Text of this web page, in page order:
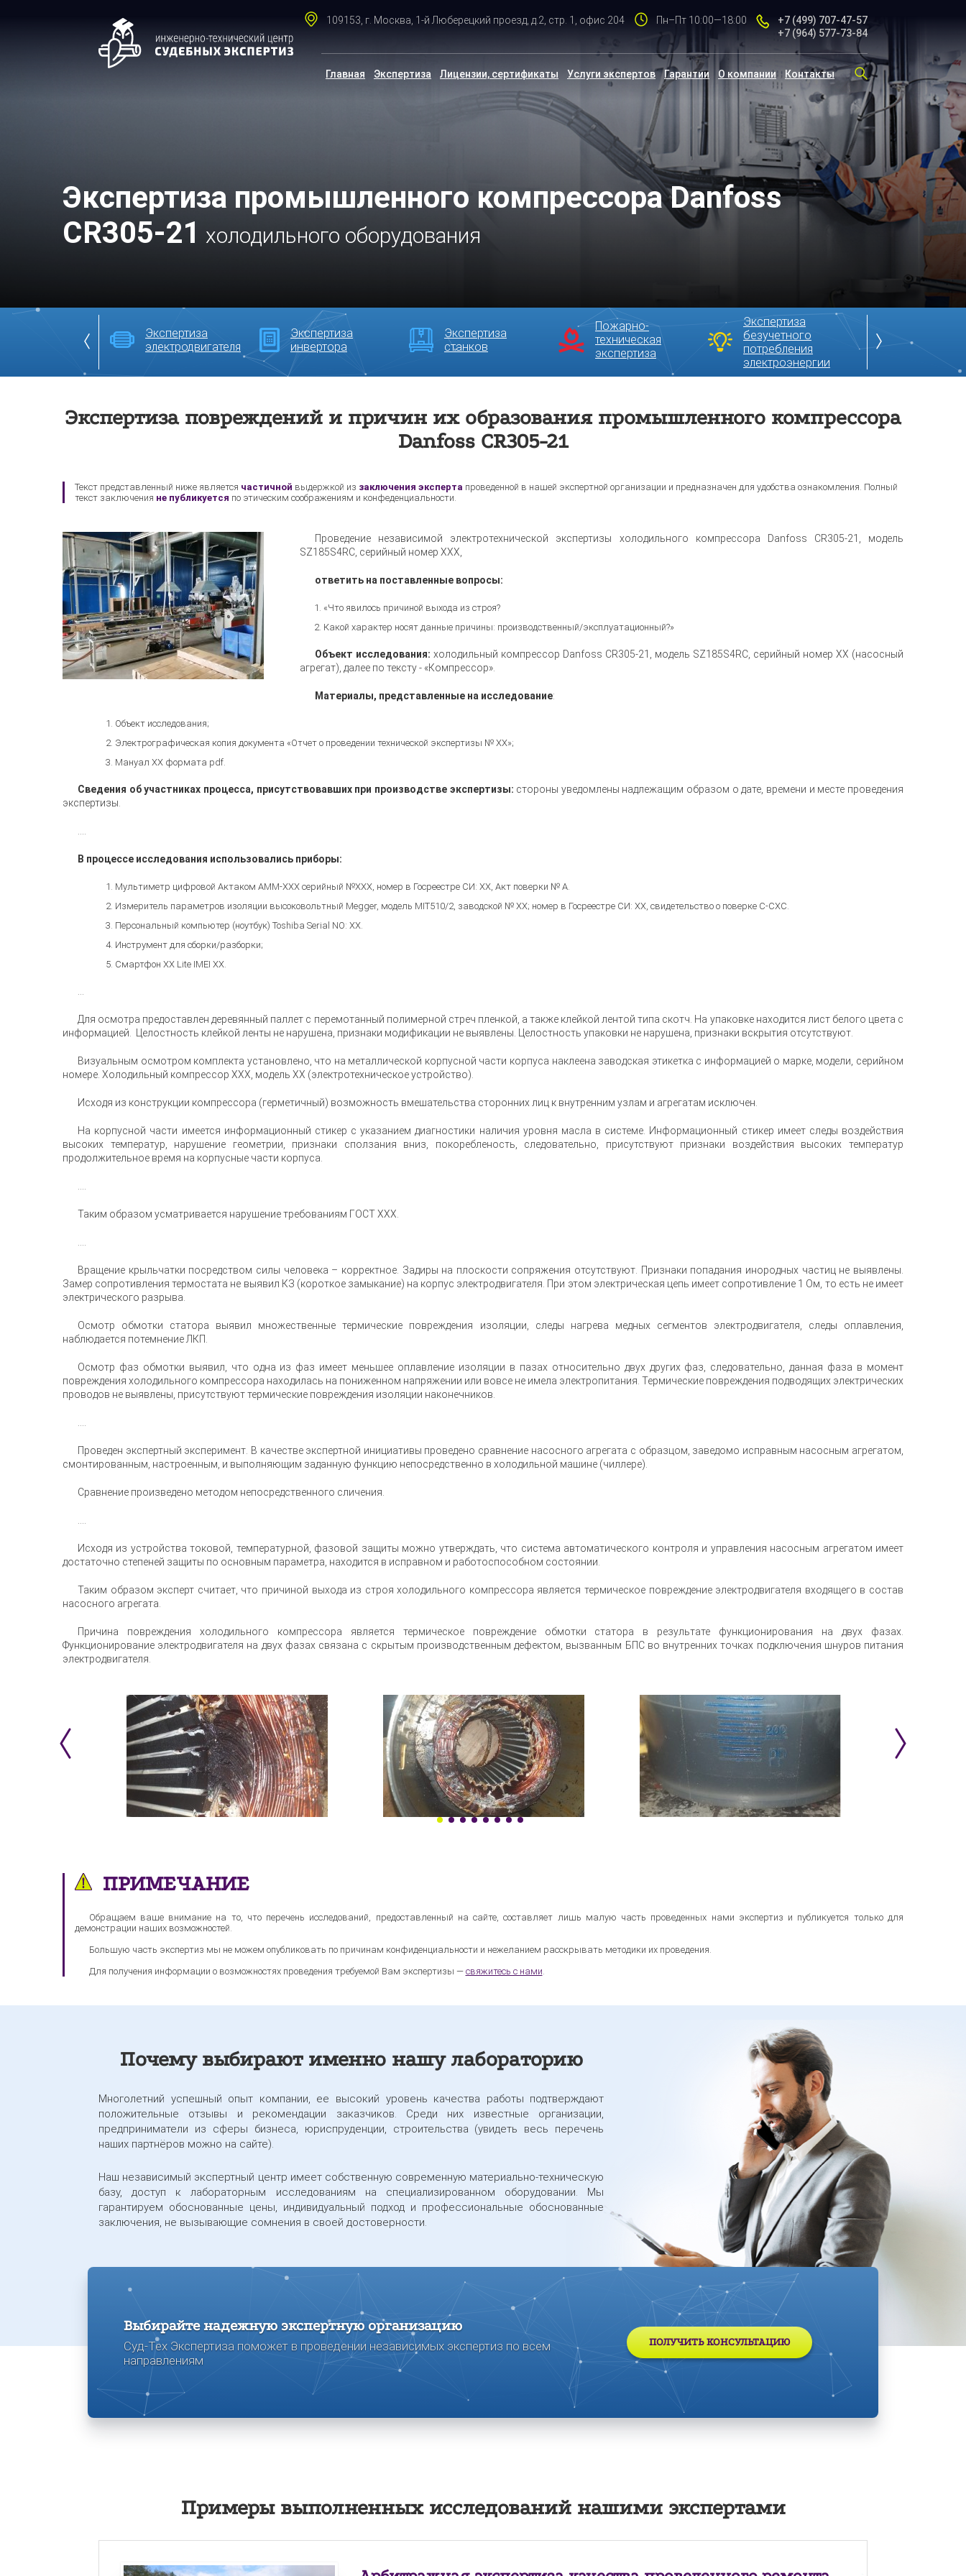
109153, г. Москва, 1-й Люберецкий проезд, д.2, стр. 1, офис 204 Пн–Пт 10:00—18:00 +7 (499) 707-47-57
+7 (964) 577-73-84
Главная Экспертиза Лицензии, сертификаты Услуги экспертов Гарантии О компании Контакты
Экспертиза промышленного компрессора Danfoss
CR305-21 холодильного оборудования
Экспертиза
электродвигателя
Экспертиза
инвертора
Экспертиза
станков
Пожарно-
техническая
экспертиза
Экспертиза
безучетного
потребления
электроэнергии
компрессора
Экспертиза повреждений и причин их образования промышленного компрессора
Danfoss CR305-21
Текст представленный ниже является частичной выдержкой из заключения эксперта проведенной в нашей экспертной организации и предназначен для удобства ознакомления. Полный
текст заключения не публикуется по этическим соображениям и конфеденциальности.
Проведение независимой электротехнической экспертизы холодильного компрессора Danfoss CR305-21, модель
SZ185S4RC, серийный номер ХХХ,
ответить на поставленные вопросы:
«Что явилось причиной выхода из строя?
Какой характер носят данные причины: производственный/эксплуатационный?»
Объект исследования: холодильный компрессор Danfoss CR305-21, модель SZ185S4RC, серийный номер ХХ (насосный
агрегат), далее по тексту - «Компрессор».
Материалы, представленные на исследование:
Объект исследования;
Электрографическая копия документа «Отчет о проведении технической экспертизы № ХХ»;
Мануал ХХ формата pdf.
Сведения об участниках процесса, присутствовавших при производстве экспертизы: стороны уведомлены надлежащим образом о дате, времени и месте проведения
экспертизы.
В процессе исследования использовались приборы:
Мультиметр цифровой Актаком АММ-ХХХ серийный №ХХХ, номер в Госреестре СИ: ХХ, Акт поверки № А.
Измеритель параметров изоляции высоковольтный Megger, модель MIT510/2, заводской № ХХ; номер в Госреестре СИ: ХХ, свидетельство о поверке С-СХС.
Персональный компьютер (ноутбук) Toshiba Serial NO: ХХ.
Инструмент для сборки/разборки;
Смартфон ХХ Lite IMEI ХХ.
Для осмотра предоставлен деревянный паллет с перемотанный полимерной стреч пленкой, а также клейкой лентой типа скотч. На упаковке находится лист белого цвета с
информацией. Целостность клейкой ленты не нарушена, признаки модификации не выявлены. Целостность упаковки не нарушена, признаки вскрытия отсутствуют.
Визуальным осмотром комплекта установлено, что на металлической корпусной части корпуса наклеена заводская этикетка с информацией о марке, модели, серийном
номере. Холодильный компрессор ХХХ, модель ХХ (электротехническое устройство).
Исходя из конструкции компрессора (герметичный) возможность вмешательства сторонних лиц к внутренним узлам и агрегатам исключен.
На корпусной части имеется информационный стикер с указанием диагностики наличия уровня масла в системе. Информационный стикер имеет следы воздействия
высоких температур, нарушение геометрии, признаки сползания вниз, покоребленость, следовательно, присутствуют признаки воздействия высоких температур
продолжительное время на корпусные части корпуса.
Таким образом усматривается нарушение требованиям ГОСТ ХХХ.
Вращение крыльчатки посредством силы человека – корректное. Задиры на плоскости сопряжения отсутствуют. Признаки попадания инородных частиц не выявлены.
Замер сопротивления термостата не выявил КЗ (короткое замыкание) на корпус электродвигателя. При этом электрическая цепь имеет сопротивление 1 Ом, то есть не имеет
электрического разрыва.
Осмотр обмотки статора выявил множественные термические повреждения изоляции, следы нагрева медных сегментов электродвигателя, следы оплавления,
наблюдается потемнение ЛКП.
Осмотр фаз обмотки выявил, что одна из фаз имеет меньшее оплавление изоляции в пазах относительно двух других фаз, следовательно, данная фаза в момент
повреждения холодильного компрессора находилась на пониженном напряжении или вовсе не имела электропитания. Термические повреждения подводящих электрических
проводов не выявлены, присутствуют термические повреждения изоляции наконечников.
Проведен экспертный эксперимент. В качестве экспертной инициативы проведено сравнение насосного агрегата с образцом, заведомо исправным насосным агрегатом,
смонтированным, настроенным, и выполняющим заданную функцию непосредственно в холодильной машине (чиллере).
Сравнение произведено методом непосредственного сличения.
Исходя из устройства токовой, температурной, фазовой защиты можно утверждать, что система автоматического контроля и управления насосным агрегатом имеет
достаточно степеней защиты по основным параметра, находится в исправном и работоспособном состоянии.
Таким образом эксперт считает, что причиной выхода из строя холодильного компрессора является термическое повреждение электродвигателя входящего в состав
насосного агрегата.
Причина повреждения холодильного компрессора является термическое повреждение обмотки статора в результате функционирования на двух фазах.
Функционирование электродвигателя на двух фазах связана с скрытым производственным дефектом, вызванным БПС во внутренних точках подключения шнуров питания
электродвигателя.
ПРИМЕЧАНИЕ
Обращаем ваше внимание на то, что перечень исследований, предоставленный на сайте, составляет лишь малую часть проведенных нами экспертиз и публикуется только для
демонстрации наших возможностей.
Большую часть экспертиз мы не можем опубликовать по причинам конфиденциальности и нежеланием расскрывать методики их проведения.
Для получения информации о возможностях проведения требуемой Вам экспертизы — свяжитесь с нами.
Почему выбирают именно нашу лабораторию
Многолетний успешный опыт компании, ее высокий уровень качества работы подтверждают
положительные отзывы и рекомендации заказчиков. Среди них известные организации,
предприниматели из сферы бизнеса, юриспруденции, строительства (увидеть весь перечень
наших партнёров можно на сайте).
Наш независимый экспертный центр имеет собственную современную материально-техническую
базу, доступ к лабораторным исследованиям на специализированном оборудовании. Мы
гарантируем обоснованные цены, индивидуальный подход и профессиональные обоснованные
заключения, не вызывающие сомнения в своей достоверности.
Выбирайте надежную экспертную организацию
Суд-Тех Экспертиза поможет в проведении независимых экспертиз по всем
направлениям
ПОЛУЧИТЬ КОНСУЛЬТАЦИЮ
Примеры выполненных исследований нашими экспертами